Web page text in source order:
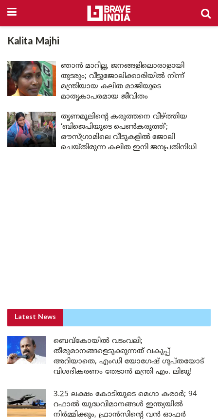
Kalita Majhi
ഞാൻ മാറില്ല, ജനങ്ങളിലൊരാളായി
തുടരും; വീട്ടുജോലിക്കാരിയിൽ നിന്ന്
മന്ത്രിയായ കലിത മാജിയുടെ
മാതൃകാപരമായ ജീവിതം
തൃണമൂലിന്റെ കരുത്തനെ വീഴ്ത്തിയ
‘ബിജെപിയുടെ പെൺകരുത്ത്’;
ഔസ്ഗ്രാമിലെ വീടുകളിൽ ജോലി
ചെയ്തിരുന്ന കലിത ഇനി ജനപ്രതിനിധി
Latest News
ബെവ്കോയിൽ വടംവലി;
തീരുമാനങ്ങളെടുക്കുന്നത് വകുപ്പ്
അറിയാതെ, എംഡി യോഗേഷ് ഗുപ്തയോട്
വിശദീകരണം തേടാൻ മന്ത്രി എം. ലിജു!
3.25 ലക്ഷം കോടിയുടെ മെഗാ കരാർ; 94
റഫാൽ യുദ്ധവിമാനങ്ങൾ ഇന്ത്യയിൽ
നിർമ്മിക്കും, ഫ്രാൻസിന്റെ വൻ ഓഫർ